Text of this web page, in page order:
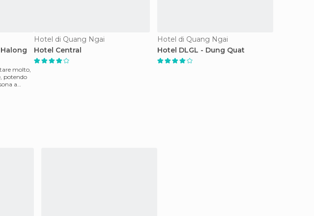
molto,
potendo
a
Hotel di Quang Ngai
Hotel Central
Hotel di Quang Ngai
Hotel DLGL - Dung Quat